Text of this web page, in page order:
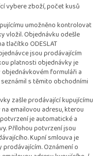
vybere zboží, počet kusů
umožněno kontrolovat
vložil. Objednávku odešle
tlačítko ODESLAT
jsou prodávajícím
platnosti objednávky je
formuláři a
s těmito obchodními
zašle prodávající kupujícímu
emailovou adresu, kterou
je automatické a
Přílohou potvrzení jsou
Kupní smlouva je
Oznámení o